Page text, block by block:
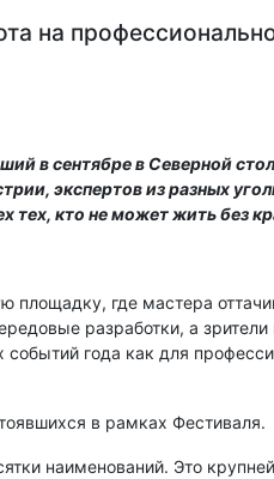
на
в сентябре в Северной
экспертов из разных
тех, кто не может жить без
площадку, где мастера
разработки, а
года как для
в рамках Фестиваля.
наименований. Это